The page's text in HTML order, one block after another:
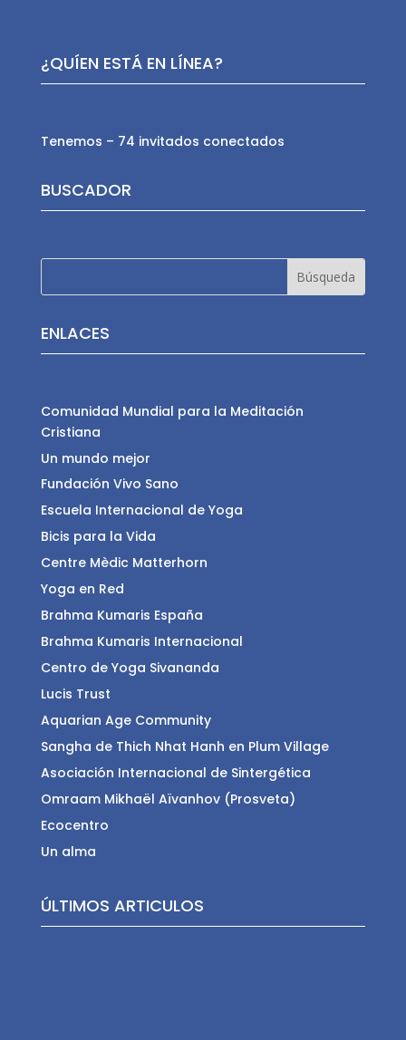
¿QUÍEN ESTÁ EN LÍNEA?
Tenemos – 74 invitados conectados
BUSCADOR
ENLACES
Comunidad Mundial para la Meditación
Cristiana
Un mundo mejor
Fundación Vivo Sano
Escuela Internacional de Yoga
Bicis para la Vida
Centre Mèdic Matterhorn
Yoga en Red
Brahma Kumaris España
Brahma Kumaris Internacional
Centro de Yoga Sivananda
Lucis Trust
Aquarian Age Community
Sangha de Thich Nhat Hanh en Plum Village
Asociación Internacional de Sintergética
Omraam Mikhaël Aïvanhov (Prosveta)
Ecocentro
Un alma
ÚLTIMOS ARTICULOS